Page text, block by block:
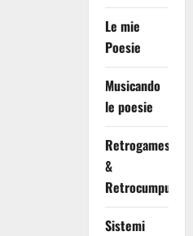
Le mie
Poesie
Musicando
le poesie
Retrogames
&
Retrocumputing
Sistemi